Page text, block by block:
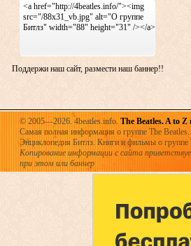
<a href="http://4beatles.info/"><img
src="/88x31_vb.jpg" alt="О группе
Битлз" width="88" height="31" /></a>
Поддержи наш сайт, размести наш баннер!!
© 2005—2026. 4beatles.info. The Beatles. A to
Самая полная информация о группе The
Энциклопедия Битлз. Книги и фильмы о
Копирование информации с сайта
при этом или баннер